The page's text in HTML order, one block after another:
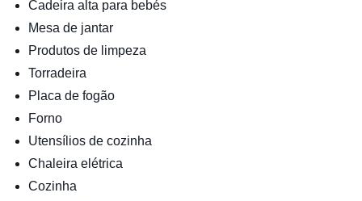
Cadeira alta para bebés
Mesa de jantar
Produtos de limpeza
Torradeira
Placa de fogão
Forno
Utensílios de cozinha
Chaleira elétrica
Cozinha